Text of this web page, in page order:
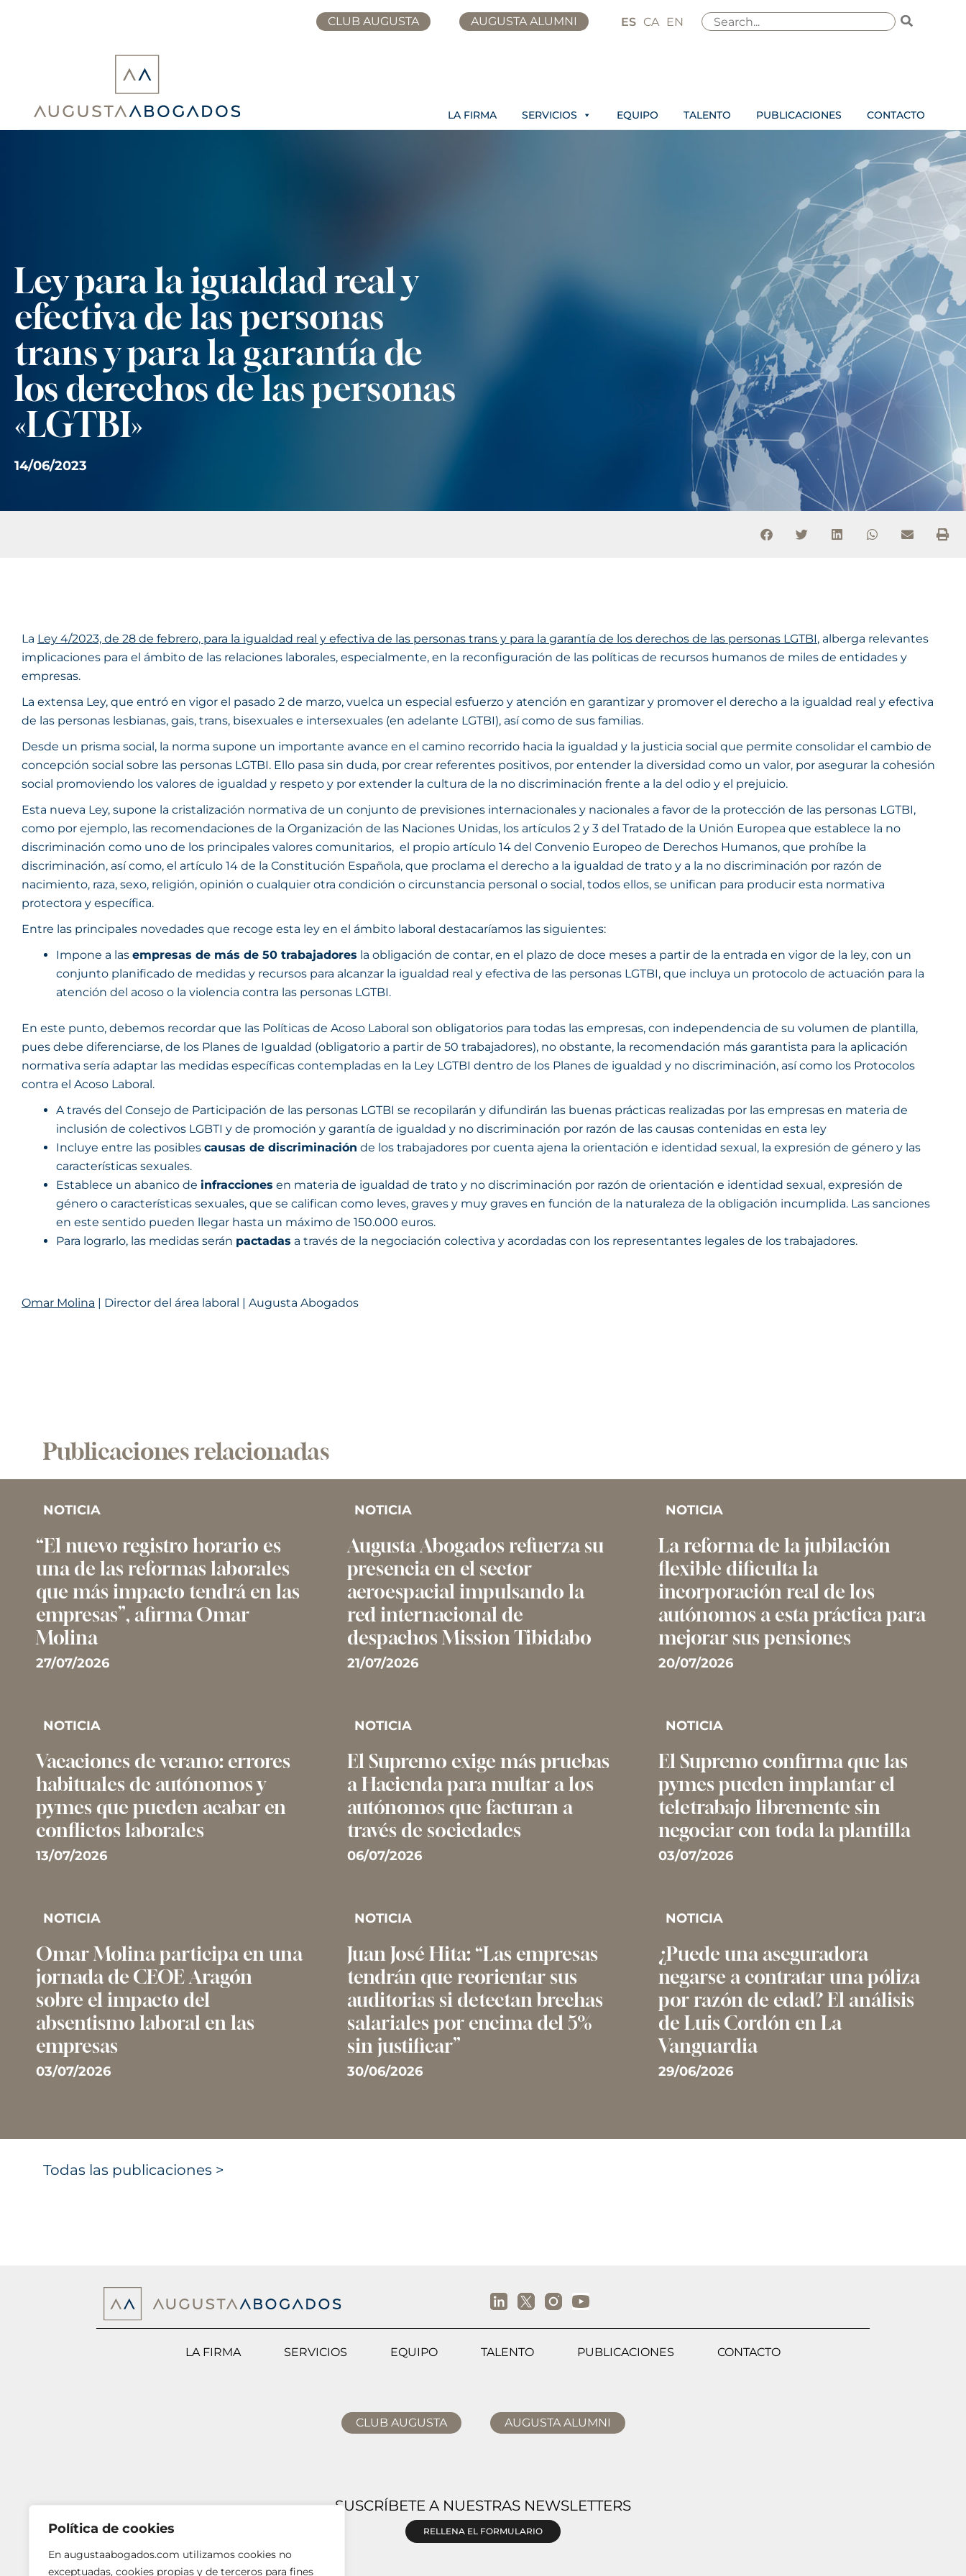
Política de cookies
En augustaabogados.com utilizamos cookies no
exceptuadas, cookies propias y de terceros para fines
CLUB AUGUSTA AUGUSTA ALUMNI ES CA EN
Buscar
por:
LA FIRMA SERVICIOS EQUIPO TALENTO PUBLICACIONES CONTACTO
Ley para la igualdad real y
efectiva de las personas
trans y para la garantía de
los derechos de las personas
«LGTBI»
14/06/2023
La Ley 4/2023, de 28 de febrero, para la igualdad real y efectiva de las personas trans y para la garantía de los derechos de las personas LGTBI, alberga relevantes
implicaciones para el ámbito de las relaciones laborales, especialmente, en la reconfiguración de las políticas de recursos humanos de miles de entidades y
empresas.
La extensa Ley, que entró en vigor el pasado 2 de marzo, vuelca un especial esfuerzo y atención en garantizar y promover el derecho a la igualdad real y efectiva
de las personas lesbianas, gais, trans, bisexuales e intersexuales (en adelante LGTBI), así como de sus familias.
Desde un prisma social, la norma supone un importante avance en el camino recorrido hacia la igualdad y la justicia social que permite consolidar el cambio de
concepción social sobre las personas LGTBI. Ello pasa sin duda, por crear referentes positivos, por entender la diversidad como un valor, por asegurar la cohesión
social promoviendo los valores de igualdad y respeto y por extender la cultura de la no discriminación frente a la del odio y el prejuicio.
Esta nueva Ley, supone la cristalización normativa de un conjunto de previsiones internacionales y nacionales a favor de la protección de las personas LGTBI,
como por ejemplo, las recomendaciones de la Organización de las Naciones Unidas, los artículos 2 y 3 del Tratado de la Unión Europea que establece la no
discriminación como uno de los principales valores comunitarios, el propio artículo 14 del Convenio Europeo de Derechos Humanos, que prohíbe la
discriminación, así como, el artículo 14 de la Constitución Española, que proclama el derecho a la igualdad de trato y a la no discriminación por razón de
nacimiento, raza, sexo, religión, opinión o cualquier otra condición o circunstancia personal o social, todos ellos, se unifican para producir esta normativa
protectora y específica.
Entre las principales novedades que recoge esta ley en el ámbito laboral destacaríamos las siguientes:
Impone a las empresas de más de 50 trabajadores la obligación de contar, en el plazo de doce meses a partir de la entrada en vigor de la ley, con un
conjunto planificado de medidas y recursos para alcanzar la igualdad real y efectiva de las personas LGTBI, que incluya un protocolo de actuación para la
atención del acoso o la violencia contra las personas LGTBI.
En este punto, debemos recordar que las Políticas de Acoso Laboral son obligatorios para todas las empresas, con independencia de su volumen de plantilla,
pues debe diferenciarse, de los Planes de Igualdad (obligatorio a partir de 50 trabajadores), no obstante, la recomendación más garantista para la aplicación
normativa sería adaptar las medidas específicas contempladas en la Ley LGTBI dentro de los Planes de igualdad y no discriminación, así como los Protocolos
contra el Acoso Laboral.
A través del Consejo de Participación de las personas LGTBI se recopilarán y difundirán las buenas prácticas realizadas por las empresas en materia de
inclusión de colectivos LGBTI y de promoción y garantía de igualdad y no discriminación por razón de las causas contenidas en esta ley
Incluye entre las posibles causas de discriminación de los trabajadores por cuenta ajena la orientación e identidad sexual, la expresión de género y las
características sexuales.
Establece un abanico de infracciones en materia de igualdad de trato y no discriminación por razón de orientación e identidad sexual, expresión de
género o características sexuales, que se califican como leves, graves y muy graves en función de la naturaleza de la obligación incumplida. Las sanciones
en este sentido pueden llegar hasta un máximo de 150.000 euros.
Para lograrlo, las medidas serán pactadas a través de la negociación colectiva y acordadas con los representantes legales de los trabajadores.
Omar Molina | Director del área laboral | Augusta Abogados
Publicaciones relacionadas
NOTICIA
“El nuevo registro horario es
una de las reformas laborales
que más impacto tendrá en las
empresas”, afirma Omar
Molina
27/07/2026
NOTICIA
Augusta Abogados refuerza su
presencia en el sector
aeroespacial impulsando la
red internacional de
despachos Mission Tibidabo
21/07/2026
NOTICIA
La reforma de la jubilación
flexible dificulta la
incorporación real de los
autónomos a esta práctica para
mejorar sus pensiones
20/07/2026
NOTICIA
Vacaciones de verano: errores
habituales de autónomos y
pymes que pueden acabar en
conflictos laborales
13/07/2026
NOTICIA
El Supremo exige más pruebas
a Hacienda para multar a los
autónomos que facturan a
través de sociedades
06/07/2026
NOTICIA
El Supremo confirma que las
pymes pueden implantar el
teletrabajo libremente sin
negociar con toda la plantilla
03/07/2026
NOTICIA
Omar Molina participa en una
jornada de CEOE Aragón
sobre el impacto del
absentismo laboral en las
empresas
03/07/2026
NOTICIA
Juan José Hita: “Las empresas
tendrán que reorientar sus
auditorias si detectan brechas
salariales por encima del 5%
sin justificar”
30/06/2026
NOTICIA
¿Puede una aseguradora
negarse a contratar una póliza
por razón de edad? El análisis
de Luis Cordón en La
Vanguardia
29/06/2026
Todas las publicaciones >
LA FIRMA SERVICIOS EQUIPO TALENTO PUBLICACIONES CONTACTO
CLUB AUGUSTA AUGUSTA ALUMNI
SUSCRÍBETE A NUESTRAS NEWSLETTERS
RELLENA EL FORMULARIO